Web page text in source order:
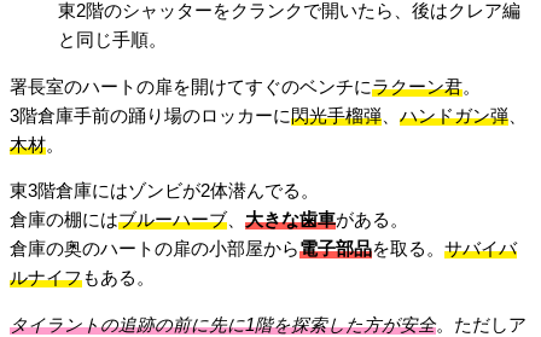
東2階のシャッターをクランクで開いたら、後はクレア編
と同じ手順。
署長室のハートの扉を開けてすぐのベンチにラクーン君。
3階倉庫手前の踊り場のロッカーに閃光手榴弾 ハンドガン弾
木材。
東3階倉庫にはゾンビが2体潜んでる。
倉庫の棚にはブルーハーブ、 大きな歯車がある。
倉庫の奥のハートの扉の小部屋から電子部品を取る。 サバイバ
ルナイフもある。
タイラントの追跡の前に先に1階を探索した方が安全。ただしア